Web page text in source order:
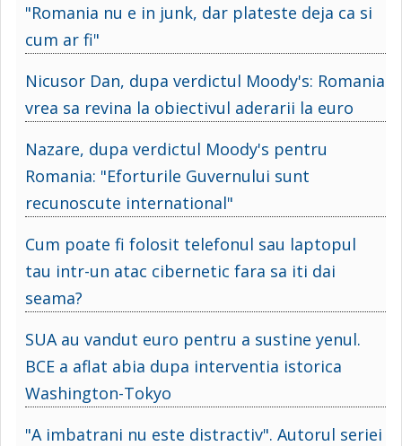
"Romania nu e in junk, dar plateste deja ca si
cum ar fi"
Nicusor Dan, dupa verdictul Moody's: Romania
vrea sa revina la obiectivul aderarii la euro
Nazare, dupa verdictul Moody's pentru
Romania: "Eforturile Guvernului sunt
recunoscute international"
Cum poate fi folosit telefonul sau laptopul
tau intr-un atac cibernetic fara sa iti dai
seama?
SUA au vandut euro pentru a sustine yenul.
BCE a aflat abia dupa interventia istorica
Washington-Tokyo
"A imbatrani nu este distractiv". Autorul seriei